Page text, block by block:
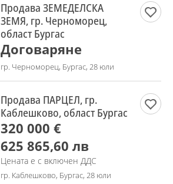
Продава ЗЕМЕДЕЛСКА
ЗЕМЯ, гр. Черноморец,
област Бургас
Договаряне
гр. Черноморец, Бургас, 28 юли
Продава ПАРЦЕЛ, гр.
Каблешково, област Бургас
320 000 €
625 865,60 лв
Цената е с включен ДДС
гр. Каблешково, Бургас, 28 юли